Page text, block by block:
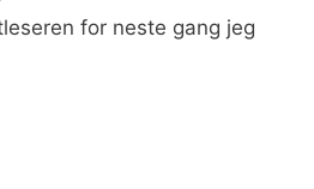
for neste gang jeg